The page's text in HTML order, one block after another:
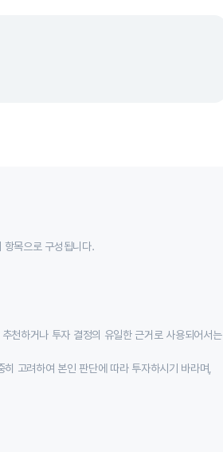
목으로 구성됩니다.
천하거나 투자 결정의 유일한 근거로 사용되어서는
고려하여 본인 판단에 따라 투자하시기 바라며,